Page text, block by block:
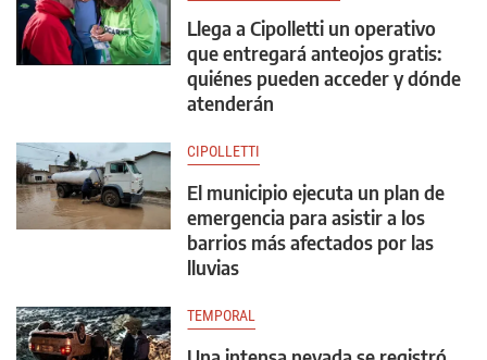
Llega a Cipolletti un operativo
que entregará anteojos gratis:
quiénes pueden acceder y dónde
atenderán
CIPOLLETTI
El municipio ejecuta un plan de
emergencia para asistir a los
barrios más afectados por las
lluvias
TEMPORAL